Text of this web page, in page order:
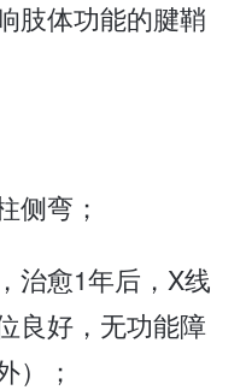
肢体功能的腱鞘
侧弯；
治愈1年后，X线
良好，无功能障
）；